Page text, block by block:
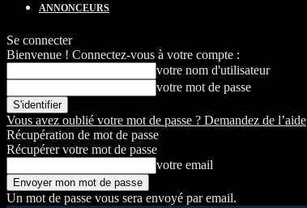
ANNONCEURS
Se connecter
Bienvenue ! Connectez-vous à votre compte :
votre nom d'utilisateur
votre mot de passe
Vous avez oublié votre mot de passe ? Demandez de l’aide
Récupération de mot de passe
Récupérer votre mot de passe
votre email
Un mot de passe vous sera envoyé par email.